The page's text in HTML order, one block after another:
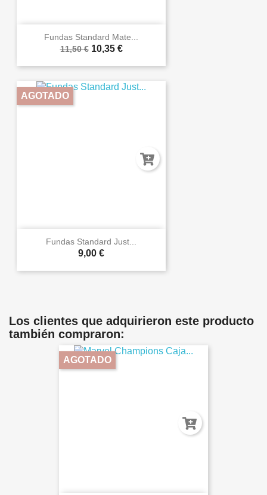
Fundas Standard Mate...
11,50 € 10,35 €
Fundas Standard Just...
9,00 €
AGOTADO
Los clientes que adquirieron este producto
también compraron:
AGOTADO